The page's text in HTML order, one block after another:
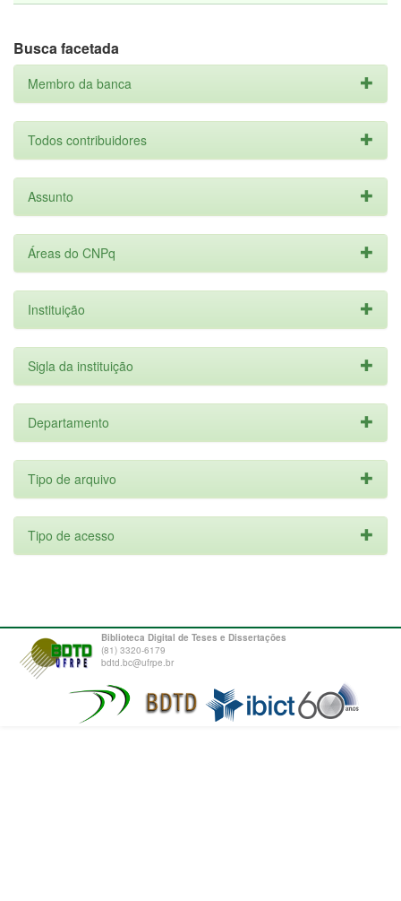
Busca facetada
Membro da banca
Todos contribuidores
Assunto
Áreas do CNPq
Instituição
Sigla da instituição
Departamento
Tipo de arquivo
Tipo de acesso
Biblioteca Digital de Teses e Dissertações
(81) 3320-6179
bdtd.bc@ufrpe.br